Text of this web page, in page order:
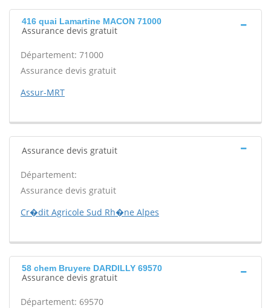
416 quai Lamartine MACON 71000
Assurance devis gratuit
Département: 71000
Assurance devis gratuit
Assur-MRT
Assurance devis gratuit
Département:
Assurance devis gratuit
Cr�dit Agricole Sud Rh�ne Alpes
58 chem Bruyere DARDILLY 69570
Assurance devis gratuit
Département: 69570